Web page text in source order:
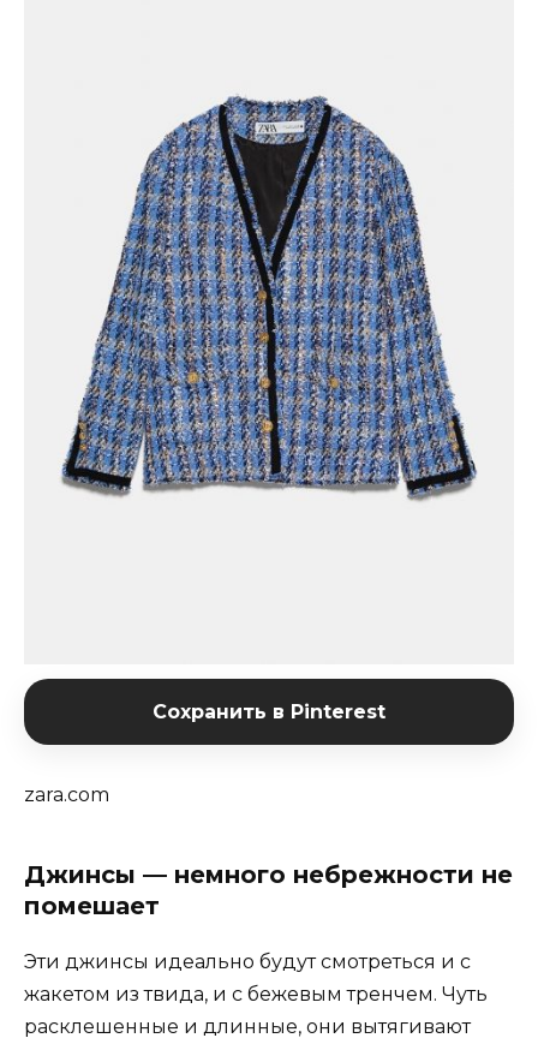
Сохранить в Pinterest
zara.com
Джинсы — немного небрежности не
помешает
Эти джинсы идеально будут смотреться и с
жакетом из твида, и с бежевым тренчем. Чуть
расклешенные и длинные, они вытягивают